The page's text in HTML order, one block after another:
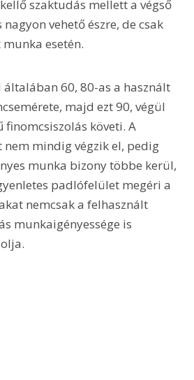
szaktudás mellett a végső
vehető észre, de csak
esetén.
általában 60, 80-as a használt
majd ezt 90, végül
finomcsiszolás követi. A
nem mindig végzik el, pedig
munka bizony többe kerül,
padlófelület megéri a
nemcsak a felhasznált
munkaigényessége is